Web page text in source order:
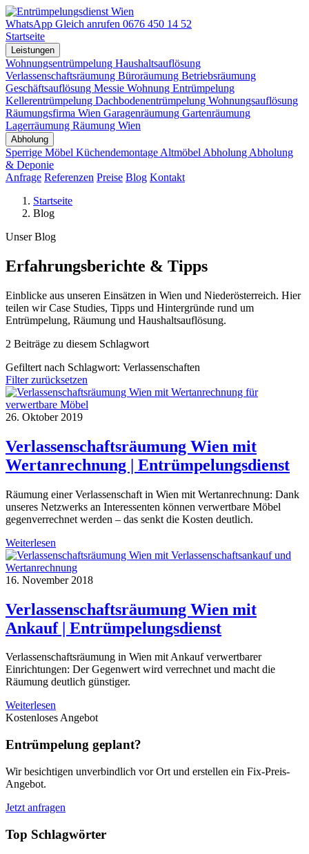
WhatsApp Gleich anrufen 0676 450 14 52
Startseite
Leistungen
Wohnungsentrümpelung Haushaltsauflösung
Verlassenschaftsräumung Büroräumung Betriebsräumung
Geschäftsauflösung Messie Wohnung Entrümpelung
Kellerentrümpelung Dachbodenentrümpelung Wohnungsauflösung
Räumungsfirma Wien Garagenräumung Gartenräumung
Lagerräumung Räumung Wien
Abholung
Sperrige Möbel Küchendemontage Altmöbel Abholung Abholung
& Deponie
Anfrage Referenzen Preise Blog Kontakt
Startseite
Blog
Unser Blog
Erfahrungsberichte & Tipps
Einblicke aus unseren Einsätzen in Wien und Niederösterreich. Hier
teilen wir Case Studies, Tipps und Hintergründe rund um
Entrümpelung, Räumung und Haushaltsauflösung.
2 Beiträge zu diesem Schlagwort
Gefiltert nach Schlagwort: Verlassenschaften
Filter zurücksetzen
26. Oktober 2019
Verlassenschaftsräumung Wien mit
Wertanrechnung | Entrümpelungsdienst
Räumung einer Verlassenschaft in Wien mit Wertanrechnung: Dank
unseres Netzwerks an Interessenten können verwertbare Möbel
gegenverrechnet werden – das senkt die Kosten deutlich.
Weiterlesen
16. November 2018
Verlassenschaftsräumung Wien mit
Ankauf | Entrümpelungsdienst
Verlassenschaftsräumung in Wien mit Ankauf verwertbarer
Einrichtungen: Der Gegenwert wird verrechnet und macht die
Räumung deutlich günstiger.
Weiterlesen
Kostenloses Angebot
Entrümpelung geplant?
Wir besichtigen unverbindlich vor Ort und erstellen ein Fix-Preis-
Angebot.
Jetzt anfragen
Top Schlagwörter